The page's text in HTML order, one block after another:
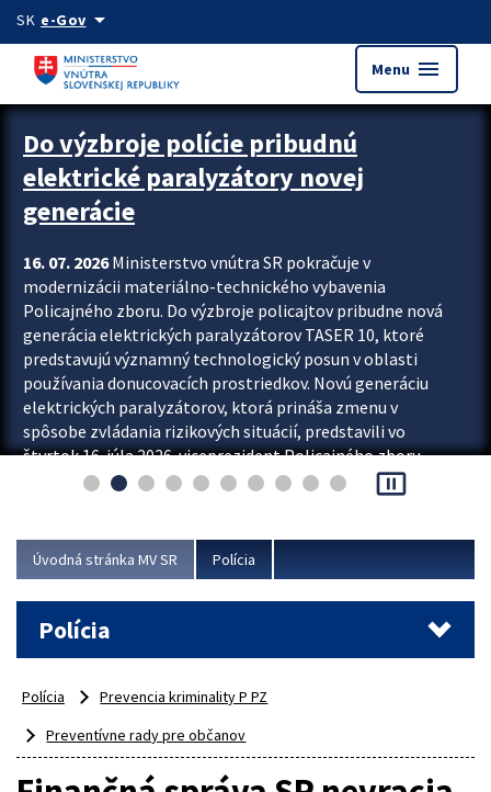
Preskocit na hlavný obsah
SK e-Govarrow_drop_down
Menu menu
Zastavit automatický posun upútavok
Do výzbroje polície pribudnú
elektrické paralyzátory novej
generácie
16. 07. 2026Ministerstvo vnútra SR pokračuje v
modernizácii materiálno-technického vybavenia
Policajného zboru. Do výzbroje policajtov pribudne nová
generácia elektrických paralyzátorov TASER 10, ktoré
predstavujú významný technologický posun v oblasti
používania donucovacích prostriedkov. Novú generáciu
elektrických paralyzátorov, ktorá prináša zmenu v
spôsobe zvládania rizikových situácií, predstavili vo
štvrtok 16. júla 2026 viceprezident Policajného zboru
Rastislav Polakovič a riaditeľ odboru výcviku...
pause_presentation
Úvodná stránka MV SR Polícia
Polícia
Polícia
Prevencia kriminality P PZ
Preventívne rady pre občanov